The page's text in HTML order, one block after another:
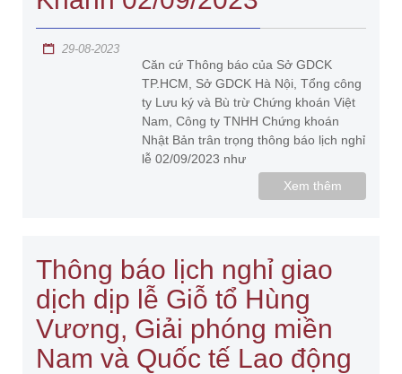
29-08-2023
Căn cứ Thông báo của Sở GDCK
TP.HCM, Sở GDCK Hà Nội, Tổng công
ty Lưu ký và Bù trừ Chứng khoán Việt
Nam, Công ty TNHH Chứng khoán
Nhật Bản trân trọng thông báo lịch nghỉ
lễ 02/09/2023 như
Xem thêm
Thông báo lịch nghỉ giao
dịch dịp lễ Giỗ tổ Hùng
Vương, Giải phóng miền
Nam và Quốc tế Lao động